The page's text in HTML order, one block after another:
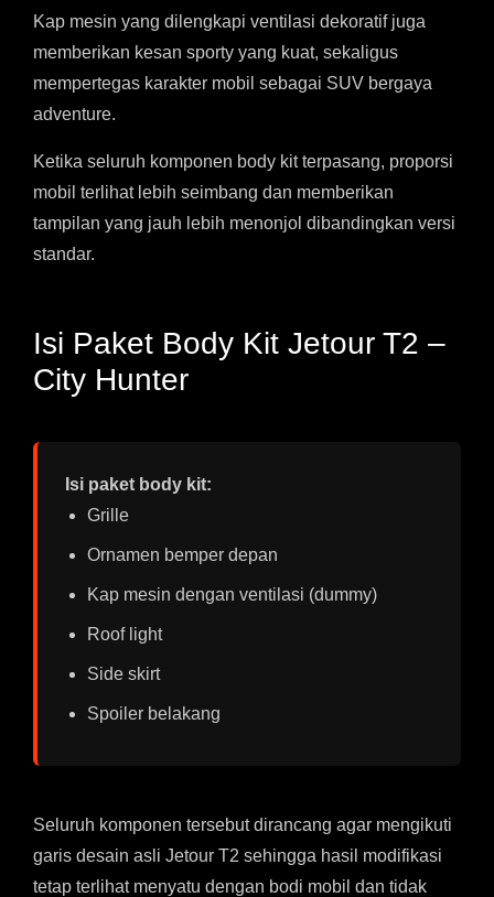
Kap mesin yang dilengkapi ventilasi dekoratif juga
memberikan kesan sporty yang kuat, sekaligus
mempertegas karakter mobil sebagai SUV bergaya
adventure.
Ketika seluruh komponen body kit terpasang, proporsi
mobil terlihat lebih seimbang dan memberikan
tampilan yang jauh lebih menonjol dibandingkan versi
standar.
Isi Paket Body Kit Jetour T2 –
City Hunter
Isi paket body kit:
Grille
Ornamen bemper depan
Kap mesin dengan ventilasi (dummy)
Roof light
Side skirt
Spoiler belakang
Seluruh komponen tersebut dirancang agar mengikuti
garis desain asli Jetour T2 sehingga hasil modifikasi
tetap terlihat menyatu dengan bodi mobil dan tidak